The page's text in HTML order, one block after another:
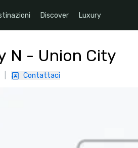
Discover Luxury
N - Union City
Contattaci